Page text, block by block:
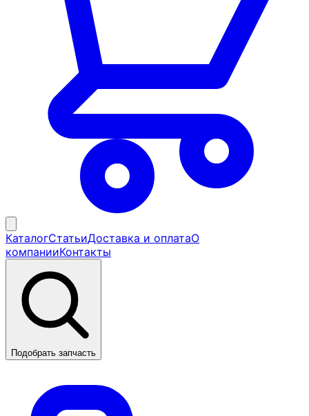
КаталогСтатьиДоставка и оплатаО
компанииКонтакты
Подобрать запчасть